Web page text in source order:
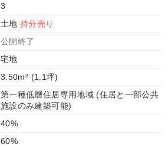
3
土地持分売り
公開終了
宅地
3.50m² (1.1坪)
第一種低層住居専用地域 (住居と一部公共
施設のみ建築可能)
40%
60%